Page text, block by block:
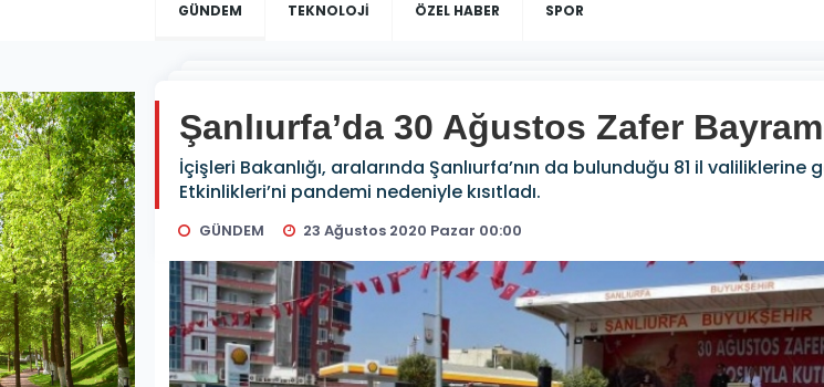
GÜNDEM TEKNOLOJİ ÖZEL HABER SPOR
Şanlıurfa’da 30 Ağustos Zafer
İçişleri Bakanlığı, aralarında Şanlıurfa’nın da bulunduğu 81 il
Etkinlikleri’ni pandemi nedeniyle kısıtladı.
GÜNDEM 23 Ağustos 2020 Pazar 00:00